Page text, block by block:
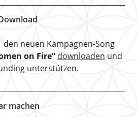
den neuen Kampagnen-Song
on Fire“ downloaden und
unterstützen.
machen